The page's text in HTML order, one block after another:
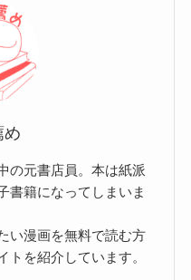
め
の元書店員。本は紙派
書籍になってしまいま
い漫画を無料で読む方
トを紹介しています。